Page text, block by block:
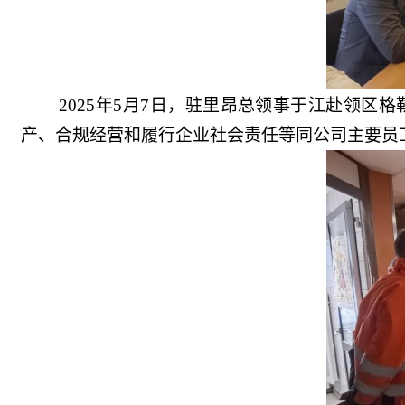
2025年5月7日，驻里昂总领事于江赴领区
产、合规经营和履行企业社会责任等同公司主要